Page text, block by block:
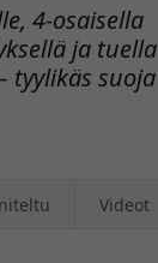
4-osaisella
ja tuella
tyylikäs suoja
Videot